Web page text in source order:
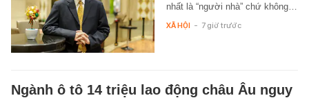
nhất là “người nhà” chứ không…
XÃ HỘI - 7 giờ trước
Ngành ô tô 14 triệu lao động châu Âu nguy